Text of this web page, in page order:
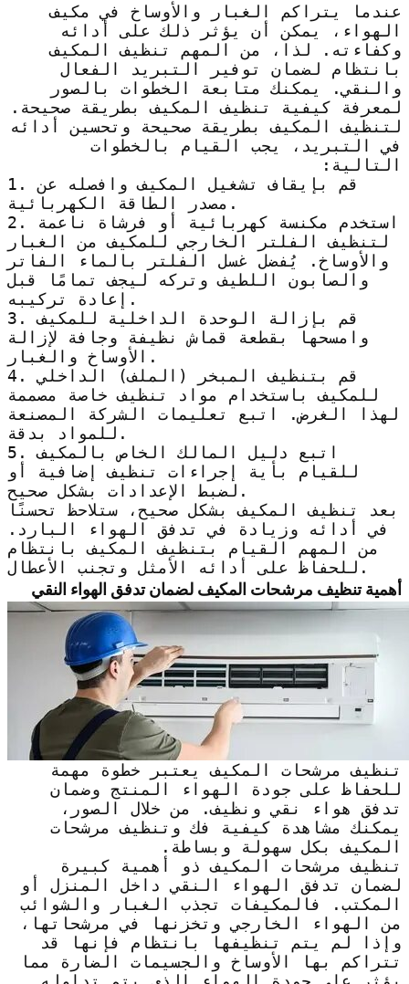
عندما يتراكم الغبار والأوساخ في مكيف
الهواء، يمكن أن يؤثر ذلك على أدائه
وكفاءته. لذا، من المهم تنظيف المكيف
بانتظام لضمان توفير التبريد الفعال
والنقي. يمكنك متابعة الخطوات بالصور
لمعرفة كيفية تنظيف المكيف بطريقة صحيحة.
لتنظيف المكيف بطريقة صحيحة وتحسين أدائه
في التبريد، يجب القيام بالخطوات
التالية:
1. قم بإيقاف تشغيل المكيف وافصله عن
مصدر الطاقة الكهربائية.
2. استخدم مكنسة كهربائية أو فرشاة ناعمة
لتنظيف الفلتر الخارجي للمكيف من الغبار
والأوساخ. يُفضل غسل الفلتر بالماء الفاتر
والصابون اللطيف وتركه ليجف تمامًا قبل
إعادة تركيبه.
3. قم بإزالة الوحدة الداخلية للمكيف
وامسحها بقطعة قماش نظيفة وجافة لإزالة
الأوساخ والغبار.
4. قم بتنظيف المبخر (الملف) الداخلي
للمكيف باستخدام مواد تنظيف خاصة مصممة
لهذا الغرض. اتبع تعليمات الشركة المصنعة
للمواد بدقة.
5. اتبع دليل المالك الخاص بالمكيف
للقيام بأية إجراءات تنظيف إضافية أو
لضبط الإعدادات بشكل صحيح.
بعد تنظيف المكيف بشكل صحيح، ستلاحظ تحسنًا
في أدائه وزيادة في تدفق الهواء البارد.
من المهم القيام بتنظيف المكيف بانتظام
للحفاظ على أدائه الأمثل وتجنب الأعطال.
أهمية تنظيف مرشحات المكيف لضمان تدفق الهواء النقي
تنظيف مرشحات المكيف يعتبر خطوة مهمة
للحفاظ على جودة الهواء المنتج وضمان
تدفق هواء نقي ونظيف. من خلال الصور،
يمكنك مشاهدة كيفية فك وتنظيف مرشحات
المكيف بكل سهولة وبساطة.
تنظيف مرشحات المكيف ذو أهمية كبيرة
لضمان تدفق الهواء النقي داخل المنزل أو
المكتب. فالمكيفات تجذب الغبار والشوائب
من الهواء الخارجي وتخزنها في مرشحاتها،
وإذا لم يتم تنظيفها بانتظام فإنها قد
تتراكم بها الأوساخ والجسيمات الضارة مما